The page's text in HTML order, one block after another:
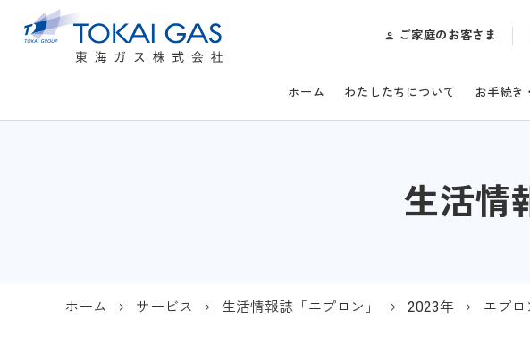
ご家庭のお客さま
ホーム わたしたちについて お手続き
生活情
ホーム サービス 生活情報誌「エプロン」 2023年 エプ